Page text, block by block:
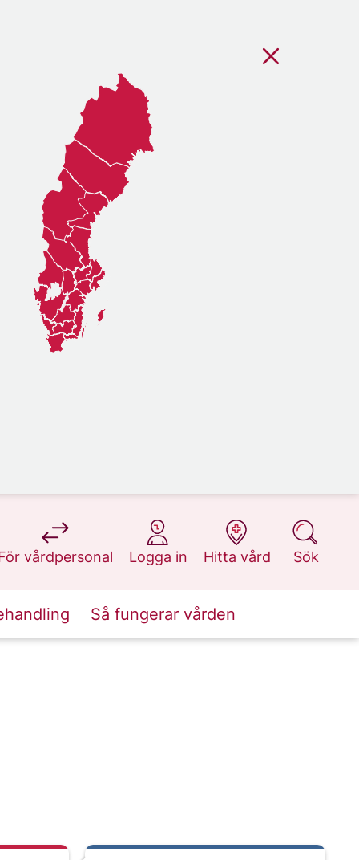
vårdpersonal
på 1177.se
Logga in
på 1177.se
Hitta vård
på 1177.se
Sök
på 1177.se
Så fungerar vården